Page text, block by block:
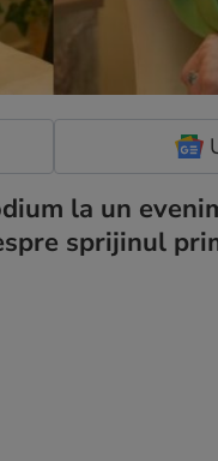
la un
sprijinul